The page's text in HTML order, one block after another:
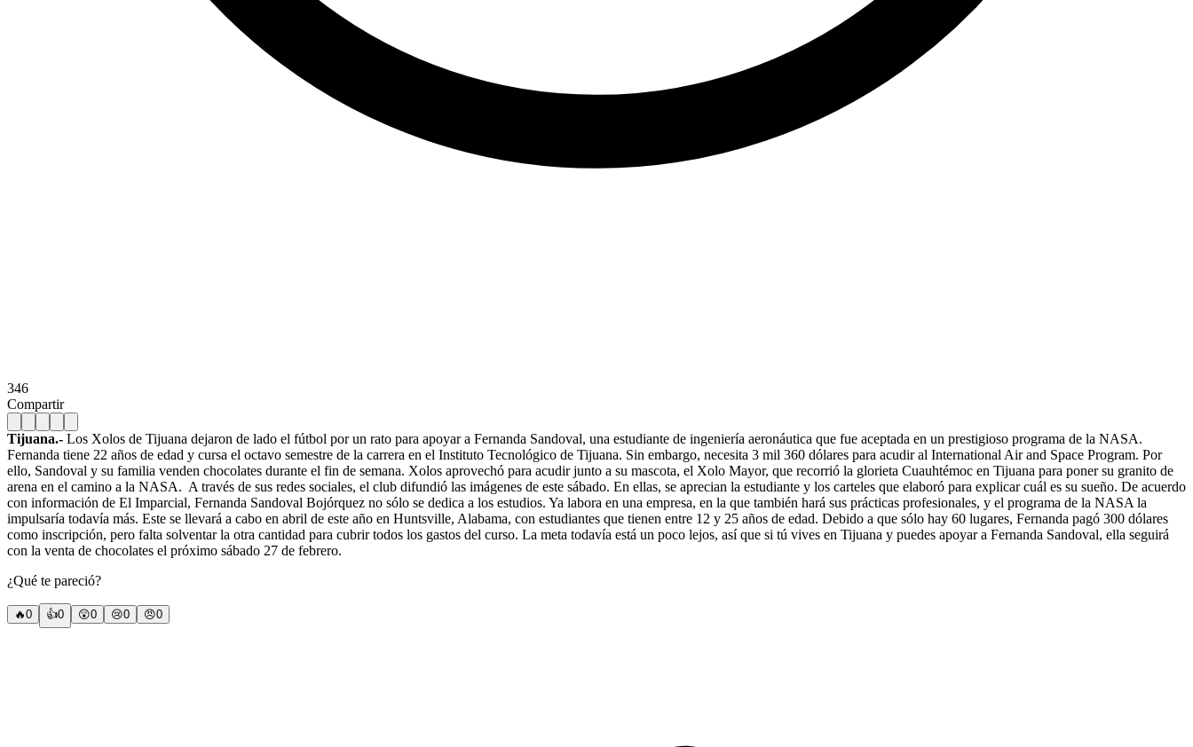
346
Compartir
Tijuana.- Los Xolos de Tijuana dejaron de lado el fútbol por un rato para apoyar a Fernanda Sandoval, una estudiante de ingeniería aeronáutica que fue aceptada en un prestigioso programa de la NASA.
Fernanda tiene 22 años de edad y cursa el octavo semestre de la carrera en el Instituto Tecnológico de Tijuana. Sin embargo, necesita 3 mil 360 dólares para acudir al International Air and Space Program. Por
ello, Sandoval y su familia venden chocolates durante el fin de semana. Xolos aprovechó para acudir junto a su mascota, el Xolo Mayor, que recorrió la glorieta Cuauhtémoc en Tijuana para poner su granito de
arena en el camino a la NASA. A través de sus redes sociales, el club difundió las imágenes de este sábado. En ellas, se aprecian la estudiante y los carteles que elaboró para explicar cuál es su sueño. De acuerdo
con información de El Imparcial, Fernanda Sandoval Bojórquez no sólo se dedica a los estudios. Ya labora en una empresa, en la que también hará sus prácticas profesionales, y el programa de la NASA la
impulsaría todavía más. Este se llevará a cabo en abril de este año en Huntsville, Alabama, con estudiantes que tienen entre 12 y 25 años de edad. Debido a que sólo hay 60 lugares, Fernanda pagó 300 dólares
como inscripción, pero falta solventar la otra cantidad para cubrir todos los gastos del curso. La meta todavía está un poco lejos, así que si tú vives en Tijuana y puedes apoyar a Fernanda Sandoval, ella seguirá
con la venta de chocolates el próximo sábado 27 de febrero.
¿Qué te pareció?
🔥0 👍0 😲0 😢0 😠0